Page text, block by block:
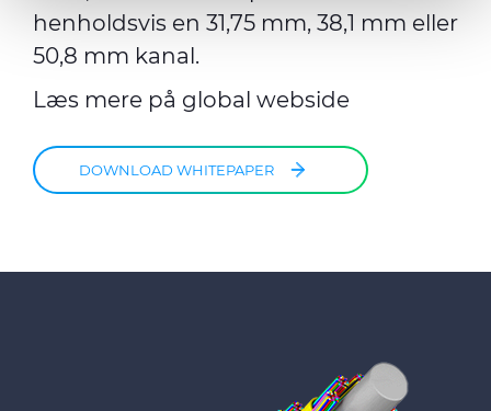
our social media, advertising and analytics partners who
may combine it with other information that you’ve
provided to them or that they’ve collected from your use
of their services.
henholdsvis en 31,75 mm, 38,1 mm eller
50,8 mm kanal.
Læs mere på global webside
DOWNLOAD WHITEPAPER